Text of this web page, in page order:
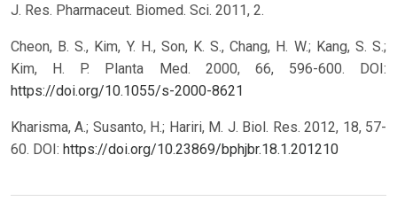
J. Res. Pharmaceut. Biomed. Sci. 2011, 2.
Cheon, B. S., Kim, Y. H., Son, K. S., Chang, H. W.; Kang, S. S.;
Kim, H. P. Planta Med. 2000, 66, 596-600. DOI:
https://doi.org/10.1055/s-2000-8621
Kharisma, A.; Susanto, H.; Hariri, M. J. Biol. Res. 2012, 18, 57-
60. DOI: https://doi.org/10.23869/bphjbr.18.1.201210